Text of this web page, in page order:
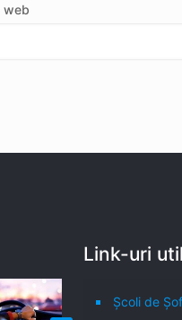
web
Link-uri
Școli de